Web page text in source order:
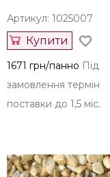
Артикул: 1025007
Купити
1671 грн/панно Під
замовлення термін
поставки до 1,5 міс.